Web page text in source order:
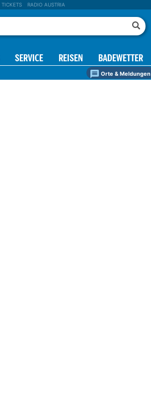
TICKETS RADIO AUSTRIA
SERVICE REISEN BADEWETTER
Orte & Meldungen